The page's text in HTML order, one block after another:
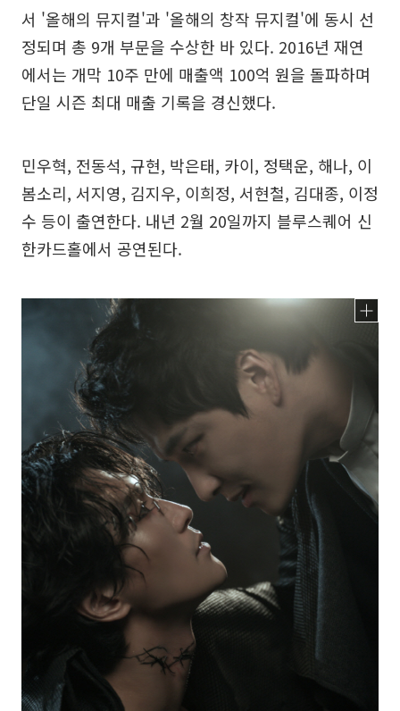
서 '올해의 뮤지컬'과 '올해의 창작 뮤지컬'에 동시 선
정되며 총 9개 부문을 수상한 바 있다. 2016년 재연
에서는 개막 10주 만에 매출액 100억 원을 돌파하며
단일 시즌 최대 매출 기록을 경신했다.
민우혁, 전동석, 규현, 박은태, 카이, 정택운, 해나, 이
봄소리, 서지영, 김지우, 이희정, 서현철, 김대종, 이정
수 등이 출연한다. 내년 2월 20일까지 블루스퀘어 신
한카드홀에서 공연된다.